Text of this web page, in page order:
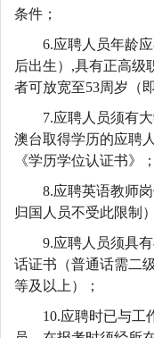
条件；
6.应聘人员年龄
后出生）,具有正高级
者可放宽至53周岁（
7.应聘人员须有
澳台取得学历的应聘
《学历学位认证书》；
8.应聘英语教师
归国人员不受此限制）
9.应聘人员须具
话证书（普通话需二
等及以上）；
10.应聘时已与工